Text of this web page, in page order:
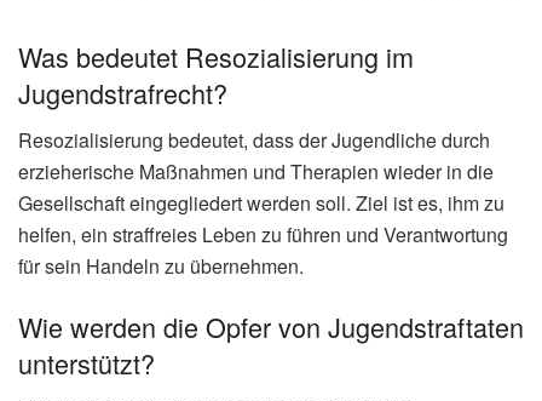
Was bedeutet Resozialisierung im
Jugendstrafrecht?
Resozialisierung bedeutet, dass der Jugendliche durch
erzieherische Maßnahmen und Therapien wieder in die
Gesellschaft eingegliedert werden soll. Ziel ist es, ihm zu
helfen, ein straffreies Leben zu führen und Verantwortung
für sein Handeln zu übernehmen.
Wie werden die Opfer von Jugendstraftaten
unterstützt?